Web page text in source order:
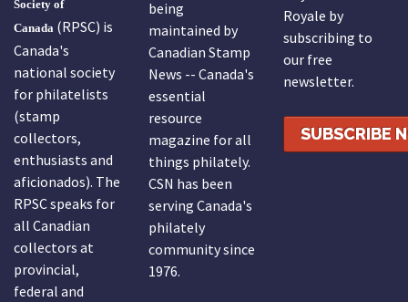
Society of
Canada (RPSC) is
Canada's
national society
for philatelists
(stamp
collectors,
enthusiasts and
aficionados). The
RPSC speaks for
all Canadian
collectors at
provincial,
federal and
being
maintained by
Canadian Stamp
News -- Canada's
essential
resource
magazine for all
things philately.
CSN has been
serving Canada's
philately
community since
1976.
Royale by
subscribing to
our free
newsletter.
SUBSCRIBE